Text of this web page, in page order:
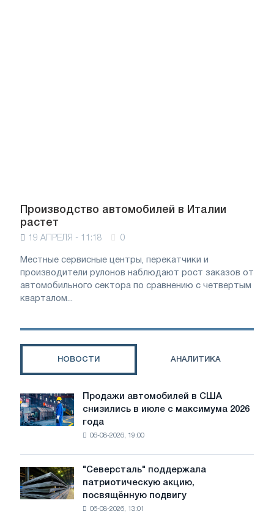
Производство автомобилей в Италии
растет
19 АПРЕЛЯ - 11:18 0
Местные сервисные центры, перекатчики и
производители рулонов наблюдают рост заказов от
автомобильного сектора по сравнению с четвертым
кварталом...
НОВОСТИ АНАЛИТИКА
Продажи
автомобилей
в
июле
с
Продажи автомобилей в США
снизились в июле с максимума 2026
года
06-08-2026, 19:00
"Северсталь"
поддержала
патриотическую
"Северсталь" поддержала
патриотическую акцию,
посвящённую подвигу
06-08-2026, 13:01